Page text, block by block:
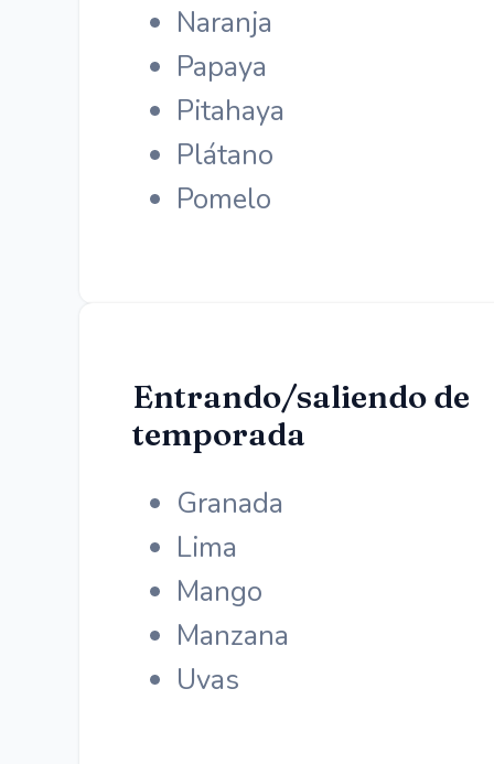
Naranja
Papaya
Pitahaya
Plátano
Pomelo
Entrando/saliendo de
temporada
Granada
Lima
Mango
Manzana
Uvas